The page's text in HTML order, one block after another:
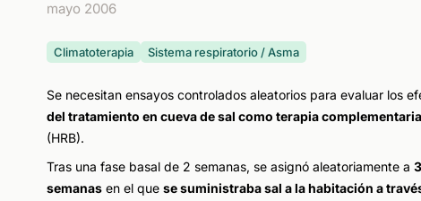
mayo 2006
Climatoterapia Sistema respiratorio / Asma
Se necesitan ensayos controlados aleatorios para evaluar los
del tratamiento en cueva de sal como terapia
(HRB).
Tras una fase basal de 2 semanas, se asignó aleatoriamente a
semanas en el que se suministraba sal a la habitación a